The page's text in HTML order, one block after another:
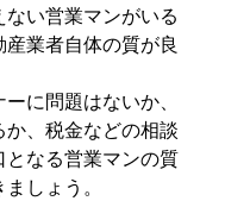
い営業マンがいる
業者自体の質が良
に問題はないか、
、税金などの相談
なる営業マンの質
しょう。